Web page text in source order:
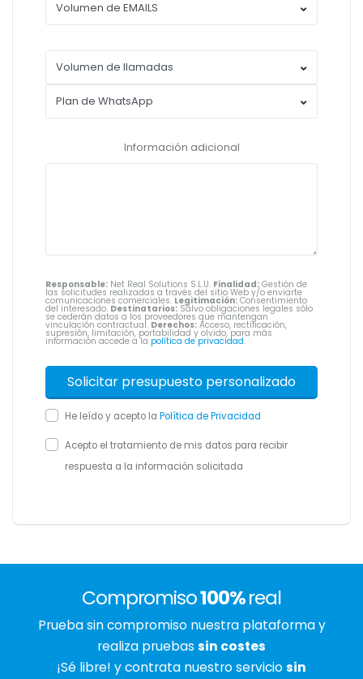
Información adicional
Responsable: Net Real Solutions S.L.U. Finalidad: Gestión de
las solicitudes realizadas a través del sitio Web y/o enviarte
comunicaciones comerciales. Legitimación: Consentimiento
del interesado. Destinatarios: Salvo obligaciones legales sólo
se cederán datos a los proveedores que mantengan
vinculación contractual. Derechos: Acceso, rectificación,
supresión, limitación, portabilidad y olvido, para más
información accede a la política de privacidad.
He leído y acepto la Política de Privacidad
Acepto el tratamiento de mis datos para recibir
respuesta a la información solicitada
Compromiso100%real
Prueba sin compromiso nuestra plataforma y
realiza pruebas sin costes
¡Sé libre! y contrata nuestro serviciosin